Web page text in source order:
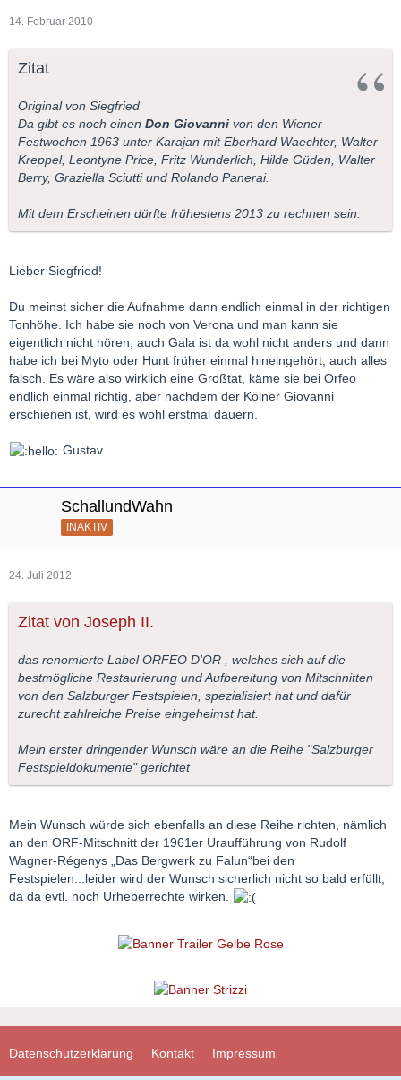
14. Februar 2010
Zitat
Original von Siegfried
Da gibt es noch einen Don Giovanni von den Wiener
Festwochen 1963 unter Karajan mit Eberhard Waechter, Walter
Kreppel, Leontyne Price, Fritz Wunderlich, Hilde Güden, Walter
Berry, Graziella Sciutti und Rolando Panerai.
Mit dem Erscheinen dürfte frühestens 2013 zu rechnen sein.
Lieber Siegfried!
Du meinst sicher die Aufnahme dann endlich einmal in der richtigen
Tonhöhe. Ich habe sie noch von Verona und man kann sie
eigentlich nicht hören, auch Gala ist da wohl nicht anders und dann
habe ich bei Myto oder Hunt früher einmal hineingehört, auch alles
falsch. Es wäre also wirklich eine Großtat, käme sie bei Orfeo
endlich einmal richtig, aber nachdem der Kölner Giovanni
erschienen ist, wird es wohl erstmal dauern.
Gustav
SchallundWahn
INAKTIV
24. Juli 2012
Zitat von Joseph II.
das renomierte Label ORFEO D'OR , welches sich auf die
bestmögliche Restaurierung und Aufbereitung von Mitschnitten
von den Salzburger Festspielen, spezialisiert hat und dafür
zurecht zahlreiche Preise eingeheimst hat.
Mein erster dringender Wunsch wäre an die Reihe "Salzburger
Festspieldokumente" gerichtet
Mein Wunsch würde sich ebenfalls an diese Reihe richten, nämlich
an den ORF-Mitschnitt der 1961er Uraufführung von Rudolf
Wagner-Régenys „Das Bergwerk zu Falun“bei den
Festspielen...leider wird der Wunsch sicherlich nicht so bald erfüllt,
da da evtl. noch Urheberrechte wirken.
Datenschutzerklärung Kontakt Impressum